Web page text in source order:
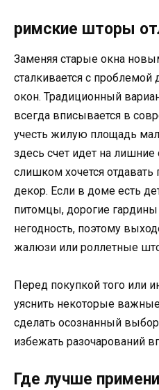
римские шторы
Заменяя старые окна
сталкивается с
окон. Традиционный
всегда вписывается в
учесть жилую площадь
здесь счет идет на
слишком хочется
декор. Если в доме есть
питомцы, дорогие
негодность, поэтому
жалюзи или роллетные
Перед покупкой того или
уяснить некоторые
сделать осознанный
избежать разочарований
Где лучше